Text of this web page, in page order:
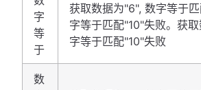
字
等
于
获取数据为"6", 数字等于
字等于匹配"10"失败。获
字等于匹配"10"失败
数